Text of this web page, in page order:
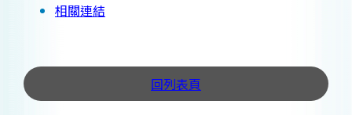
相關連結
回列表頁